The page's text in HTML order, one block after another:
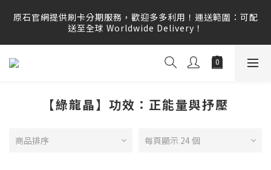
原石官網提供刷卡分期服務，歡迎多多利用！運送範圍：可配
送至全球 Worldwide Delivery！
原石官網提供刷卡分期服務，歡迎多多利用！運送範圍：可配
送至全球 Worldwide Delivery！
原石官網不會主動寄信要求顧客提供任何訂單資訊、補運費差
額或付款，請勿點選任何不明連結，若有任何疑慮可撥打165
原石官網提供刷卡分期服務，歡迎多多利用！運送範圍：可配
【綠龍晶】功效：正能量與抒壓
商品排序 每頁顯示 24 個